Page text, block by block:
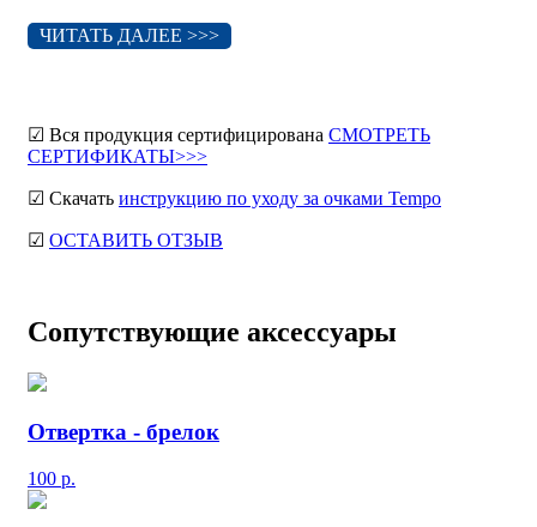
ЧИТАТЬ ДАЛЕЕ >>>
☑ Вся продукция сертифицирована СМОТРЕТЬ
СЕРТИФИКАТЫ>>>
☑ Скачать инструкцию по уходу за очками Tempo
☑ ОСТАВИТЬ ОТЗЫВ
Сопутствующие аксессуары
Отвертка - брелок
100 р.